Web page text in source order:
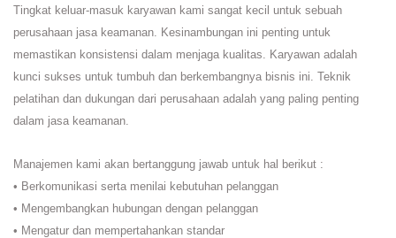
Tingkat keluar-masuk karyawan kami sangat kecil untuk sebuah
perusahaan jasa keamanan. Kesinambungan ini penting untuk
memastikan konsistensi dalam menjaga kualitas. Karyawan adalah
kunci sukses untuk tumbuh dan berkembangnya bisnis ini. Teknik
pelatihan dan dukungan dari perusahaan adalah yang paling penting
dalam jasa keamanan.
Manajemen kami akan bertanggung jawab untuk hal berikut :
• Berkomunikasi serta menilai kebutuhan pelanggan
• Mengembangkan hubungan dengan pelanggan
• Mengatur dan mempertahankan standar